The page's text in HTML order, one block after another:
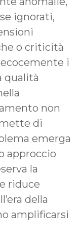
ignorati,
o criticità
i
qualità
non
di
emerga
approccio
la
riduce
della
amplificarsi